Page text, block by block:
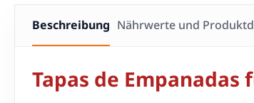
Beschreibung Nährwerte und
Tapas de Empanadas